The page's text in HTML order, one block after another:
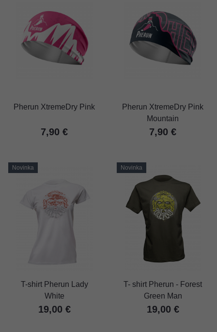
Pherun XtremeDry Pink
7,90 €
Pherun XtremeDry Pink
Mountain
7,90 €
Novinka
T-shirt Pherun Lady
White
19,00 €
Novinka
T- shirt Pherun - Forest
Green Man
19,00 €